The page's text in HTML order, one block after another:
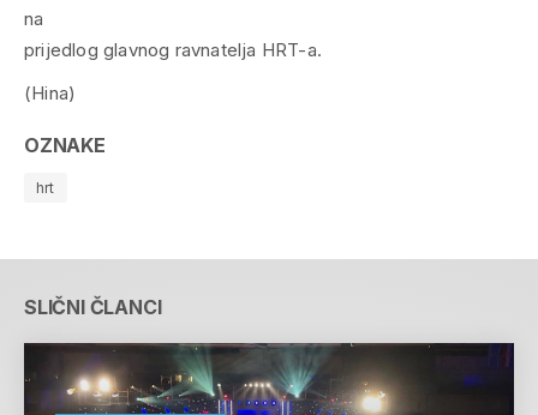
na
prijedlog glavnog ravnatelja HRT-a.
(Hina)
OZNAKE
hrt
SLIČNI ČLANCI